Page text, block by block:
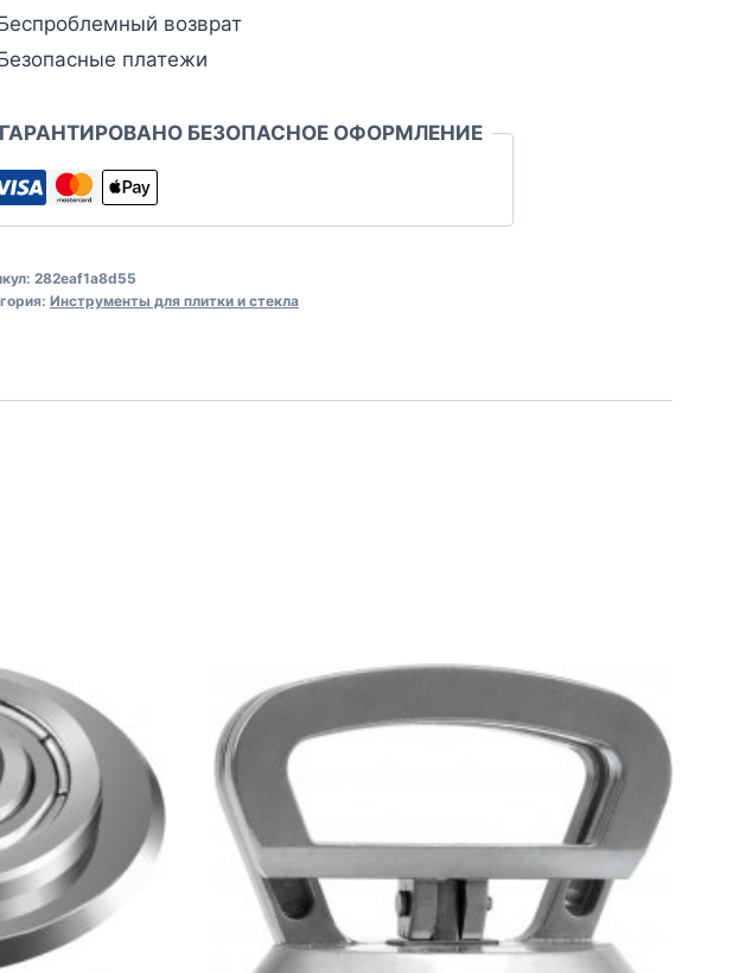
возврат
платежи
ГАРАНТИРОВАНО БЕЗОПАСНОЕ ОФОРМЛЕНИЕ
282eaf1a8d55
Инструменты для плитки и стекла